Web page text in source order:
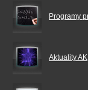
Programy
Aktuality AK